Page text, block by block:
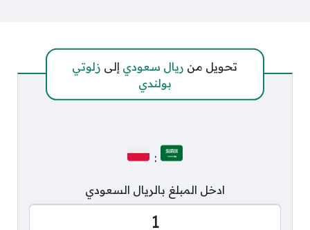
تحويل من ريال سعودي إلى زلوتي
بولندي
:
ادخل المبلغ بالريال السعودي